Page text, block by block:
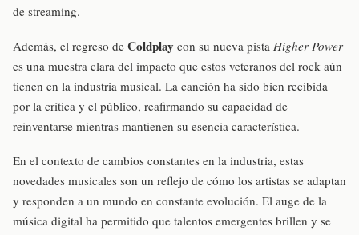
de streaming.
Además, el regreso de Coldplay con su nueva pista Higher Power
es una muestra clara del impacto que estos veteranos del rock aún
tienen en la industria musical. La canción ha sido bien recibida
por la crítica y el público, reafirmando su capacidad de
reinventarse mientras mantienen su esencia característica.
En el contexto de cambios constantes en la industria, estas
novedades musicales son un reflejo de cómo los artistas se adaptan
y responden a un mundo en constante evolución. El auge de la
música digital ha permitido que talentos emergentes brillen y se